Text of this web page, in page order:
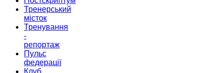
Тренерський
місток
Тренування
-
репортаж
Пульс
федерації